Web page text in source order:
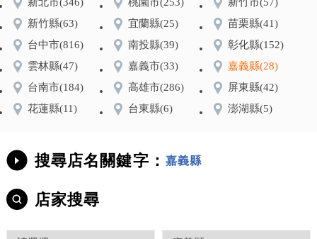
新竹縣(63) 宜蘭縣(25) 苗栗縣(41)
台中市(816) 南投縣(39) 彰化縣(152)
雲林縣(47) 嘉義市(33) 嘉義縣(28)
台南市(184) 高雄市(286) 屏東縣(42)
花蓮縣(11) 台東縣(6) 澎湖縣(5)
搜尋店名關鍵字：嘉義縣
店家搜尋